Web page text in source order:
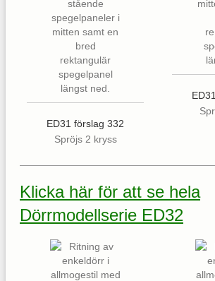
ED31 förslag 332
Spröjs 2 kryss
Klicka här för att se hela
Dörrmodellserie ED32